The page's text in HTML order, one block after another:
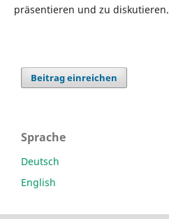
präsentieren und zu diskutieren.
Beitrag einreichen
Sprache
Deutsch
English